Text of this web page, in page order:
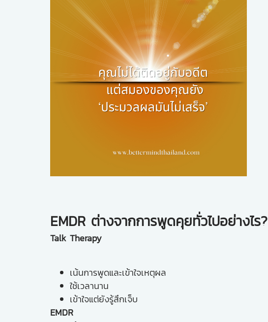
EMDR ต่างจากการพูดคุยทั่วไปอย่างไร?
Talk Therapy
เน้นการพูดและเข้าใจเหตุผล
ใช้เวลานาน
เข้าใจแต่ยังรู้สึกเจ็บ
EMDR